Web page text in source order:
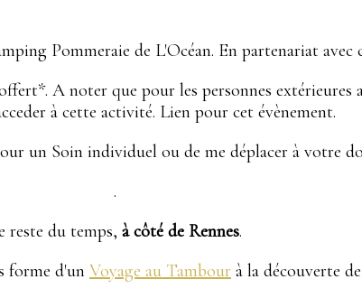
Pommeraie de L'Océan. En partenariat avec
A noter que pour les personnes extérieures
à cette activité. Lien pour cet évènement.
un Soin individuel ou de me déplacer à votre
.
reste du temps, à côté de Rennes.
forme d'un Voyage au Tambour à la découverte